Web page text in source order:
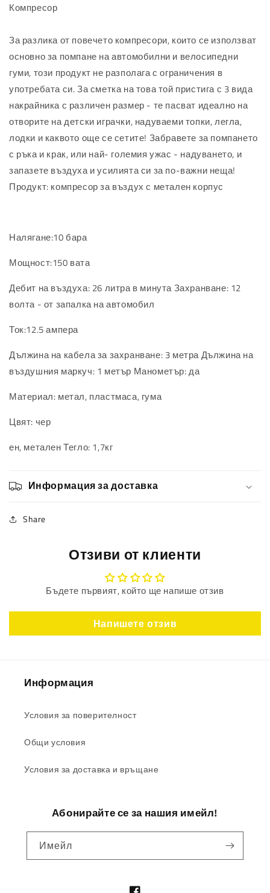
Компресор
За разлика от повечето компресори, които се използват
основно за помпане на автомобилни и велосипедни
гуми, този продукт не разполага с ограничения в
употребата си. За сметка на това той пристига с 3 вида
накрайника с различен размер - те пасват идеално на
отворите на детски играчки, надуваеми топки, легла,
лодки и каквото още се сетите! Забравете за помпането
с ръка и крак, или най- големия ужас - надуването, и
запазете въздуха и усилията си за по-важни неща!
Продукт: компресор за въздух с метален корпус
Налягане:10 бара
Мощност:150 вата
Дебит на въздуха: 26 литра в минута Захранване: 12
волта - от запалка на автомобил
Ток:12.5 ампера
Дължина на кабела за захранване: 3 метра Дължина на
въздушния маркуч: 1 метър Манометър: да
Материал: метал, пластмаса, гума
Цвят: чер
ен, металенТегло: 1,7кг
Информация за доставка
Share
Отзиви от клиенти
Бъдете първият, който ще напише отзив
Напишете отзив
Информация
Условия за поверителност
Общи условия
Условия за доставка и връщане
Абонирайте се за нашия имейл!
Имейл